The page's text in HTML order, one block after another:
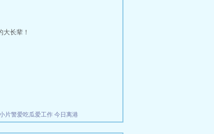
长辈！
片警爱吃瓜爱工作 今日离港